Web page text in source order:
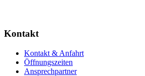
Kontakt
Kontakt & Anfahrt
Öffnungszeiten
Ansprechpartner